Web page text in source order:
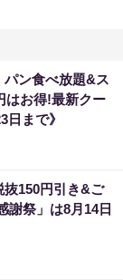
パン食べ放題&ス
はお得!最新クー
まで》
抜150円引き&ご
謝祭」は8月14日